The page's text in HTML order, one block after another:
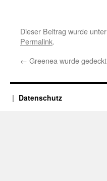
Dieser Beitrag wurde unter
Permalink.
← Greenea wurde gedeckt
Datenschutz